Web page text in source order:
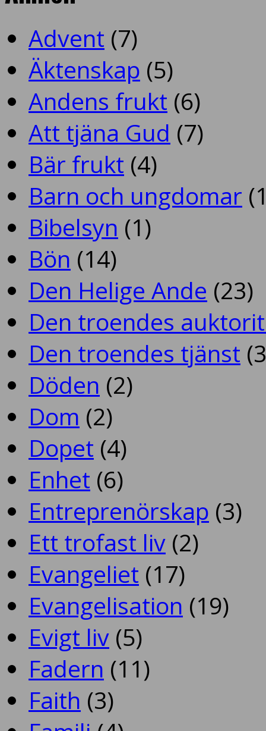
Advent (7)
Äktenskap (5)
Andens frukt (6)
Att tjäna Gud (7)
Bär frukt (4)
Barn och ungdomar
Bibelsyn (1)
Bön (14)
Den Helige Ande (23)
Den troendes
Den troendes tjänst
Döden (2)
Dom (2)
Dopet (4)
Enhet (6)
Entreprenörskap (3)
Ett trofast liv (2)
Evangeliet (17)
Evangelisation (19)
Evigt liv (5)
Fadern (11)
Faith (3)